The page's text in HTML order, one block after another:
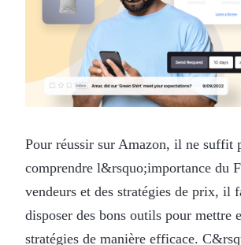
Pour réussir sur Amazon, il ne suffit
comprendre l&rsquo;importance du
vendeurs et des stratégies de prix, il
disposer des bons outils pour mettre
stratégies de manière efficace.